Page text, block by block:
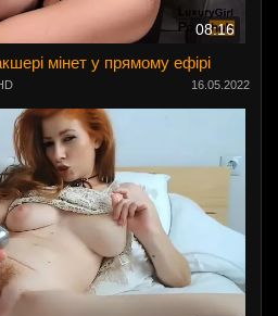
08:16
мінет у прямому ефірі
16.05.2022